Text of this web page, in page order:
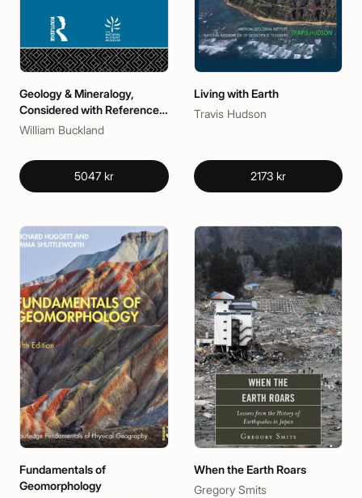
Geology & Mineralogy,
Considered with Reference
to Natural Theology, Volume
William Buckland
5047 kr
Living with Earth
Travis Hudson
2173 kr
Fundamentals of
Geomorphology
When the Earth Roars
Gregory Smits